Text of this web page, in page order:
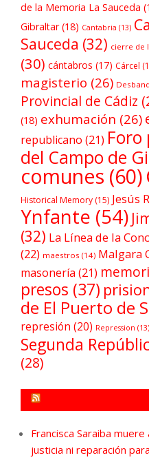
de la Memoria La Sauceda
Gibraltar(18) Cantabria (13)
Sauceda (32) cierre de
(30) cántabros (17) Cárcel
magisterio (26)
Provincial de Cádiz
(18) exhumación (26)
republicano (21) Foro
del Campo de
comunes (60)
Historical Memory (15) Jesús
Ynfante (54)
(32) La Línea de la
(22) maestros (14) Malgara
masonería (21)
presos (37)
de El Puerto de
represión (20) Repression (13)
Segunda
(28)
Francisca Saraiba
justicia ni reparación